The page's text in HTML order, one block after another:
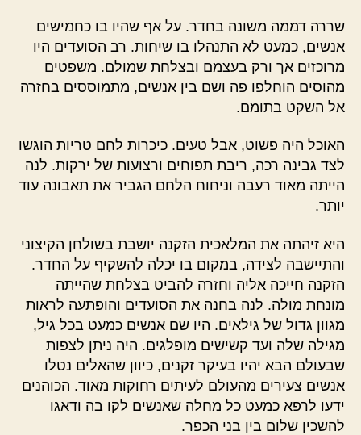
שררה דממה משונה בחדר. על אף שהיו בו כחמישים
אנשים, כמעט לא התנהלו בו שיחות. רב הסועדים היו
מרוכזים אך ורק בעצמם ובצלחת שמולם. משפטים
מהוסים הוחלפו פה ושם בין אנשים, מתמוססים בחזרה
אל השקט בתומם.
האוכל היה פשוט, אבל טעים. כיכרות לחם טריות הוגשו
לצד גבינה רכה, ריבת תפוחים ורצועות של ירקות. לנה
הייתה מאוד רעבה וניחוח הלחם הגביר את תאבונה עוד
יותר.
היא זיהתה את המלאכית הזקנה יושבת בשולחן הקיצוני
והתיישבה לצידה, במקום בו יכלה להשקיף על החדר.
הזקנה חייכה אליה וחזרה להביט בצלחת שהייתה
מונחת מולה. לנה בחנה את הסועדים והופתעה לראות
מגוון גדול של גילאים. היו שם אנשים כמעט בכל גיל,
מגילה שלה ועד קשישים מופלגים. היה ניתן לצפות
שבעולם הבא יהיו בעיקר זקנים, כיוון שהאלים נטלו
אנשים צעירים מהעולם לעיתים רחוקות מאוד. הכוהנים
ידעו לרפא כמעט כל מחלה שאנשים לקו בה ודאגו
להשכין שלום בין בני הכפר.